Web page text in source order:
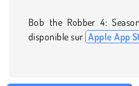
Bob the Robber 4:
disponible sur Apple App